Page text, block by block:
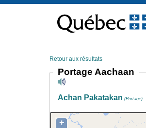
contenu
Retour aux résultats
Portage Aachaan
Achan Pakatakan (Portage)
+